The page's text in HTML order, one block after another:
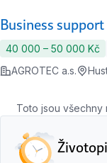
Business
40 000 ‍–‍ 50 000 Kč
AGROTEC a.s.
Toto jsou všechny